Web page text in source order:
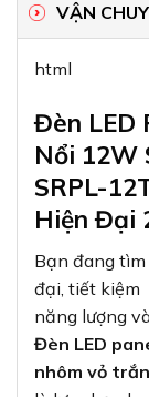
VẬN
html
Đèn LED
Nổi 12W
SRPL-
Hiện Đại
Bạn đang
đại, tiết kiệm
năng lượng
Đèn LED
nhôm vỏ